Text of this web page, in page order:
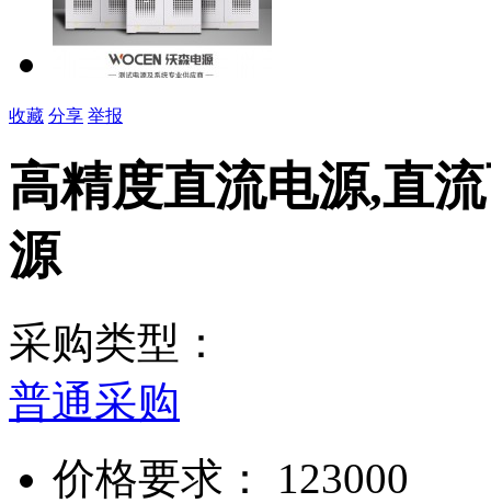
收藏 分享 举报
高精度直流电源,直
源
采购类型：
普通采购
价格要求： 123000